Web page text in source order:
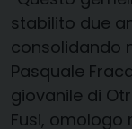
stabilito due
consolidando
Pasquale
giovanile di
Fusi, omologo